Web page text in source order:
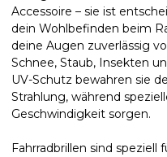
Accessoire – sie ist
dein Wohlbefinden beim
deine Augen zuverlässig
Schnee, Staub, Insekten
UV-Schutz bewahren sie
Strahlung, während
Geschwindigkeit sorgen.
Fahrradbrillen sind speziell